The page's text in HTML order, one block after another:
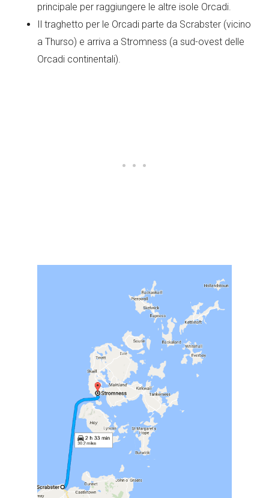
principale per raggiungere le altre isole Orcadi.
Il traghetto per le Orcadi parte da Scrabster (vicino
a Thurso) e arriva a Stromness (a sud-ovest delle
Orcadi continentali).